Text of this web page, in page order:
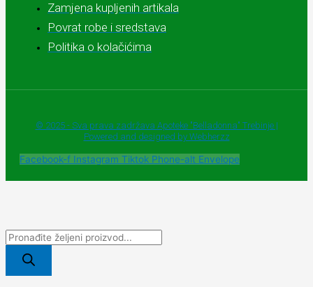
Zamjena kupljenih artikala
Povrat robe i sredstava
Politika o kolačićima
© 2025 - Sva prava zadržava Apoteke "Belladonna" Trebinje |
Powered and designed by Webherzz
Facebook-f Instagram Tiktok Phone-alt Envelope